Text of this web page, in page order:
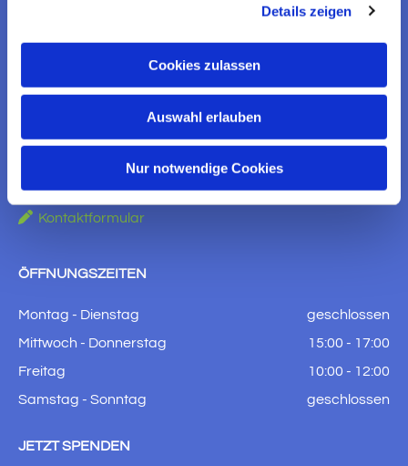
Details zeigen
Cookies zulassen
Auswahl erlauben
Nur notwendige Cookies
KONTAKT AUFNEHMEN
+49 5542 910651
 witzenhausen.gemeindebuero2@ekkw.de
 Kontaktformular
ÖFFNUNGSZEITEN
Montag - Dienstag
geschlossen
Mittwoch - Donnerstag
15:00 - 17:00
Freitag
10:00 - 12:00
Samstag - Sonntag
geschlossen
JETZT SPENDEN